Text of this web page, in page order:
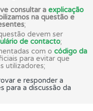
consultar a explicação
na questão e
;
devem ser
de contacto;
com o código da
para evitar que
utilizadores;
e responder a
para a discussão da